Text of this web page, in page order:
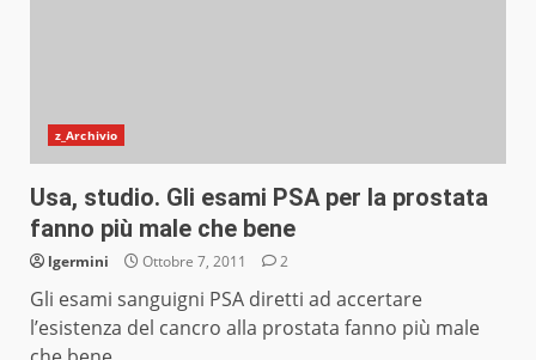
z_Archivio
Usa, studio. Gli esami PSA per la prostata
fanno più male che bene
lgermini Ottobre 7, 2011 2
Gli esami sanguigni PSA diretti ad accertare
l’esistenza del cancro alla prostata fanno più male